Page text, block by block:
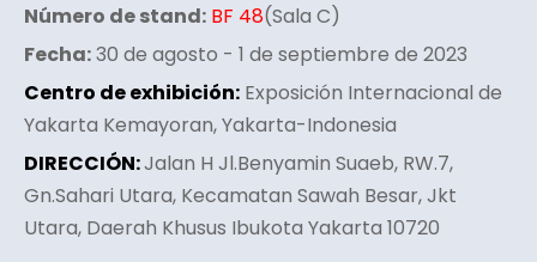
Número de stand: BF 48(Sala C)
Fecha:30 de agosto - 1 de septiembre de 2023
Centro de exhibición: Exposición Internacional de
Yakarta Kemayoran, Yakarta-Indonesia
DIRECCIÓN:Jalan H Jl.Benyamin Suaeb, RW.7,
Gn.Sahari Utara, Kecamatan Sawah Besar, Jkt
Utara, Daerah Khusus Ibukota Yakarta 10720